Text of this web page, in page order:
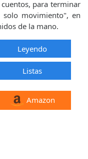
para terminar
movimiento", en
de la mano.
Leyendo
Listas
Amazon